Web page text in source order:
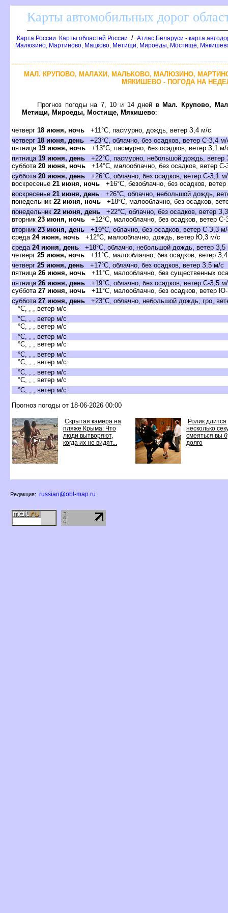
Карты автомобильных дорог
Карта России. Карты областей России / Атлас Беларуси - карта
Малюзино, Мартиново, Мацково, Метищи, Мироеды, Мостище,
МАЛ. КРУПОВО, МАЛАХИ, МАЛЬКОВО, МАЛЮЗИНО,
МЯКИШЕВО - ПОГОДА НА
Прогноз погоды на 7, 10 и 14 дней вМал. Крупово,
Метищи, Мироеды, Мостище, Мякишево:
четверг 18 июня, ночь +11°C, пасмурно, дождь, ветер З,4 м/с
четверг 18 июня, день +23°C, облачно, без осадков, ветер С-З,4 м/
пятница 19 июня, ночь +13°C, пасмурно, без осадков, ветер З,1 м/
пятница 19 июня, день +22°C, пасмурно, небольшой дождь, ветер
суббота 20 июня, ночь +14°C, малооблачно, без осадков, ветер
суббота 20 июня, день +26°C, облачно, без осадков, ветер С-З,1
воскресенье 21 июня, ночь +16°C, безоблачно, без осадков,
воскресенье 21 июня, день +26°C, облачно, небольшой дождь,
понедельник 22 июня, ночь +18°C, малооблачно, без осадков,
понедельник 22 июня, день +22°C, облачно, без осадков, ветер
вторник 23 июня, ночь +12°C, малооблачно, без осадков, ветер
вторник 23 июня, день +19°C, облачно, без осадков, ветер С-З,3
среда 24 июня, ночь +12°C, малооблачно, дождь, ветер Ю,3 м/с
среда 24 июня, день +18°C, облачно, небольшой дождь, ветер З,5
четверг 25 июня, ночь +11°C, малооблачно, без осадков, ветер
четверг 25 июня, день +17°C, облачно, без осадков, ветер З,5 м/с
пятница 26 июня, ночь +11°C, малооблачно, без существенных
пятница 26 июня, день +19°C, облачно, без осадков, ветер С-З,5
суббота 27 июня, ночь +11°C, малооблачно, без осадков, ветер
суббота 27 июня, день +23°C, облачно, небольшой дождь, гро,
°C, , , ветер м/с
°C, , , ветер м/с
°C, , , ветер м/с
°C, , , ветер м/с
°C, , , ветер м/с
°C, , , ветер м/с
°C, , , ветер м/с
°C, , , ветер м/с
°C, , , ветер м/с
°C, , , ветер м/с
Прогноз погоды от 18-06-2026 00:00
Скрытая камера на
пляже Крыма: Что
люди вытворяют,
когда их не видят...
Ролик длится
несколько
смеяться вы
долго
Редакция: russian@obl-map.ru